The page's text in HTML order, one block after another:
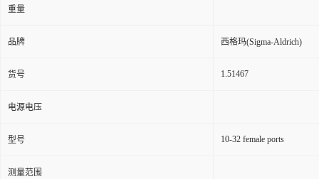
重量
品牌 西格玛(Sigma-Aldrich)
货号 1.51467
电源电压
型号 10-32 female ports
测量范围